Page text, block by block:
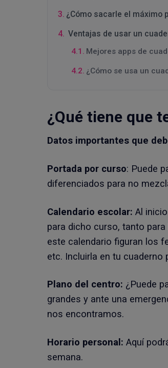
¿Cómo sacarle el máximo
Ventajas de usar un
Mejores apps de
¿Cómo se usa un
¿Qué tiene que
Datos importantes que
Portada por curso: Puede
diferenciados para no
Calendario escolar: Al
para dicho curso, tanto
este calendario figuran los
etc. Incluirla en tu cuaderno
Plano del centro: ¿Puede
grandes y ante una
nos encontramos.
Horario personal: Aquí
semana.